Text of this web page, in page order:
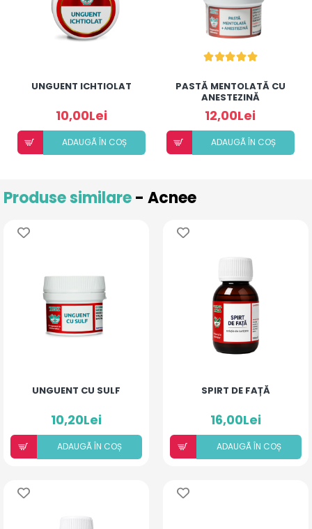
UNGUENT ICHTIOLAT
10,00Lei
ADAUGÃ ÎN COȘ
PASTĂ MENTOLATĂ CU
ANESTEZINĂ
12,00Lei
ADAUGÃ ÎN COȘ
Produse similare- Acnee
UNGUENT CU SULF
10,20Lei
ADAUGÃ ÎN COȘ
SPIRT DE FAȚĂ
16,00Lei
ADAUGÃ ÎN COȘ